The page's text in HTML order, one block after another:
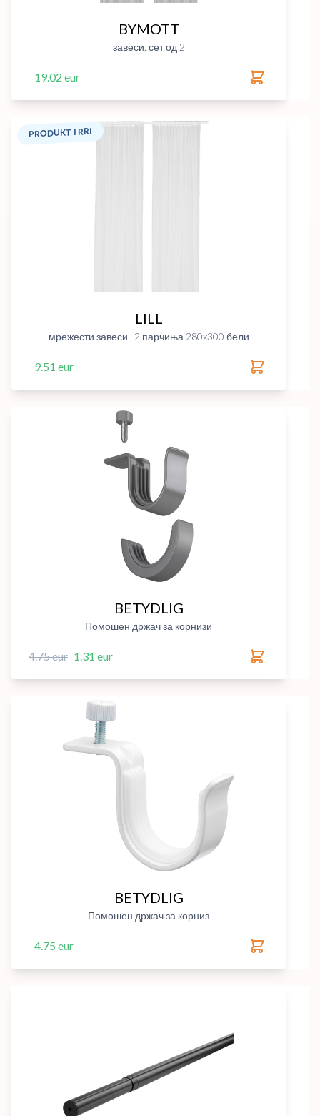
BYMOTT
завеси, сет од 2
19.02 eur
PRODUKT I RRI
LILL
мрежести завеси , 2 парчиња 280x300 бели
9.51 eur
BETYDLIG
Помошен држач за корнизи
4.75 eur 1.31 eur
BETYDLIG
Помошен држач за корниз
4.75 eur